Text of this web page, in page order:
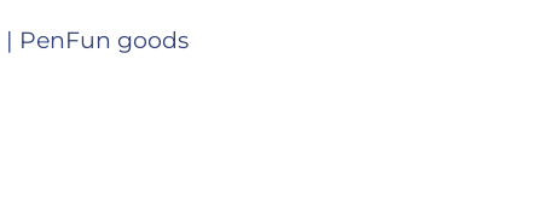
| PenFun goods